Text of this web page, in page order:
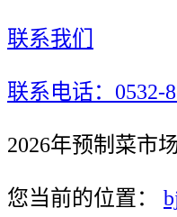
联系我们
联系电话：0532-
2026年预制菜市
您当前的位置：